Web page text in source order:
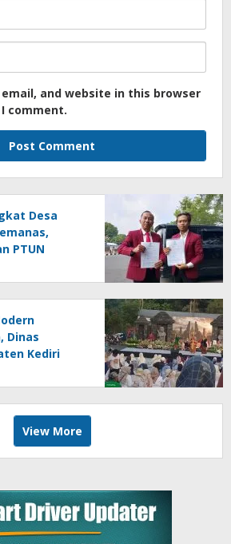
email, and website in this browser
comment.
Desa
PTUN
Dinas
Kediri
View More